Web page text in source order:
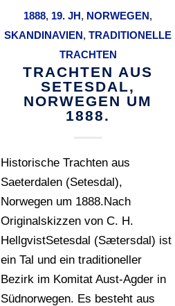
1888, 19. JH, NORWEGEN,
SKANDINAVIEN,TRADITIONELLE
TRACHTEN
TRACHTEN AUS
SETESDAL,
NORWEGEN UM
1888.
Historische Trachten aus
Saeterdalen (Setesdal),
Norwegen um 1888.Nach
Originalskizzen von C. H.
HellgvistSetesdal (Sætersdal) ist
ein Tal und ein traditioneller
Bezirk im Komitat Aust-Agder in
Südnorwegen. Es besteht aus